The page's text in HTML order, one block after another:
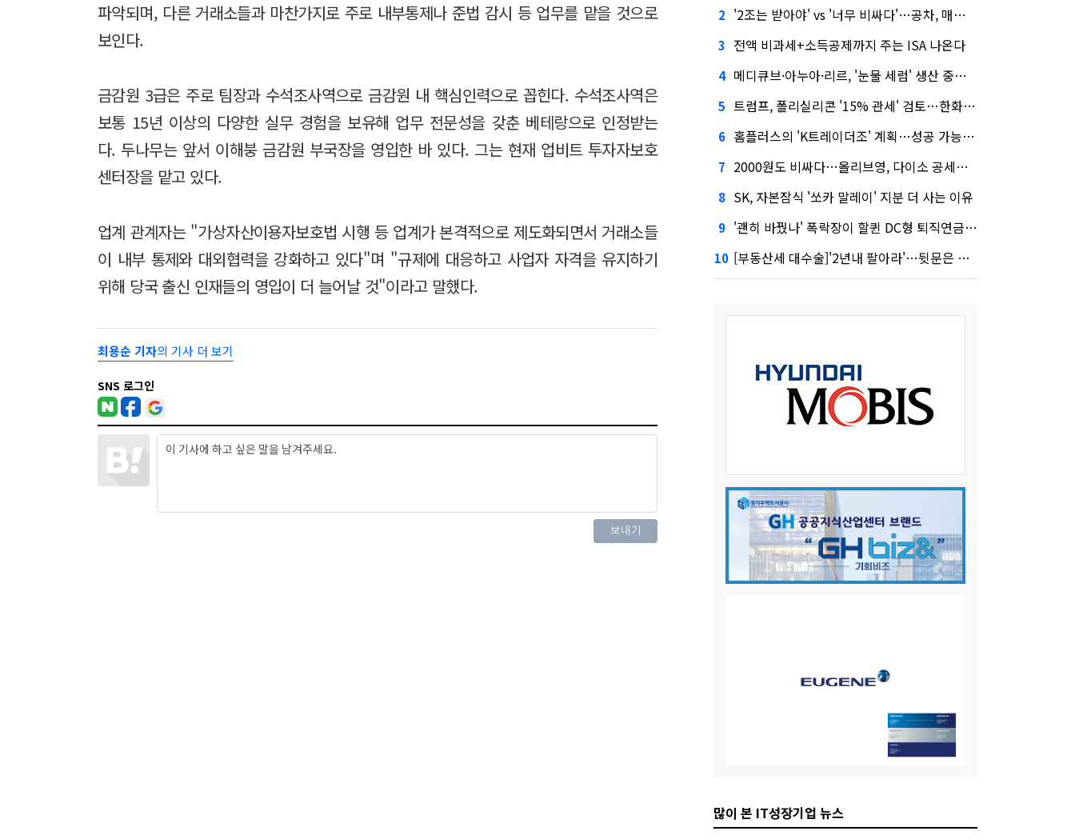
파악되며, 다른 거래소들과 마찬가지로 주로 내부통제나 준법 감시 등 업무를 맡을 것으로
보인다.
금감원 3급은 주로 팀장과 수석조사역으로 금감원 내 핵심인력으로 꼽힌다. 수석조사역은
보통 15년 이상의 다양한 실무 경험을 보유해 업무 전문성을 갖춘 베테랑으로 인정받는
다. 두나무는 앞서 이해붕 금감원 부국장을 영입한 바 있다. 그는 현재 업비트 투자자보호
센터장을 맡고 있다.
업계 관계자는 "가상자산이용자보호법 시행 등 업계가 본격적으로 제도화되면서 거래소들
이 내부 통제와 대외협력을 강화하고 있다"며 "규제에 대응하고 사업자 자격을 유지하기
위해 당국 출신 인재들의 영입이 더 늘어날 것"이라고 말했다.
최용순 기자의 기사 더 보기
SNS 로그인
2 '2조는 받아야' vs '너무 비싸다'…공차, 매각 성공할까
3 전액 비과세+소득공제까지 주는 ISA 나온다
4 메디큐브·아누아·리르, '눈물 세럼' 생산 중단한다
5 트럼프, 폴리실리콘 '15% 관세' 검토…한화큐셀·OCI 영향은?
6 홈플러스의 'K트레이더조' 계획…성공 가능성은 '글쎄'
7 2000원도 비싸다…올리브영, 다이소 공세에 '가성비'로 맞불
8 SK, 자본잠식 '쏘카 말레이' 지분 더 사는 이유
9 '괜히 바꿨나' 폭락장이 할퀸 DC형 퇴직연금…전문가 조언은
10 [부동산세 대수술]'2년내 팔아라'…뒷문은 열었다
많이 본 IT성장기업 뉴스